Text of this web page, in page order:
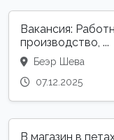
Вакансия:
производство, ...
Беэр Шева
07.12.2025
В магазин в